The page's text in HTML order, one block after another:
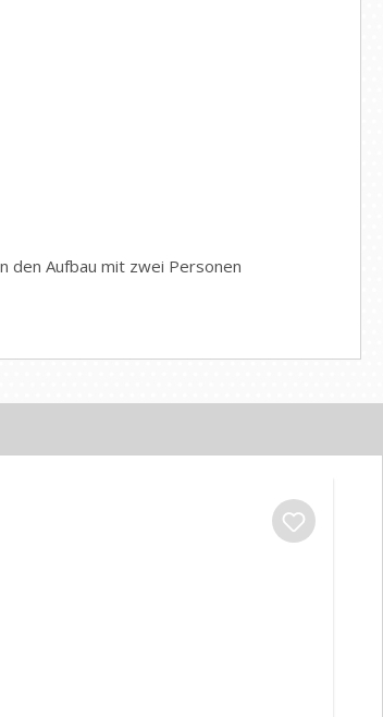
den Aufbau mit zwei Personen